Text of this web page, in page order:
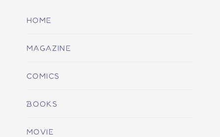
HOME
MAGAZINE
COMICS
BOOKS
MOVIE